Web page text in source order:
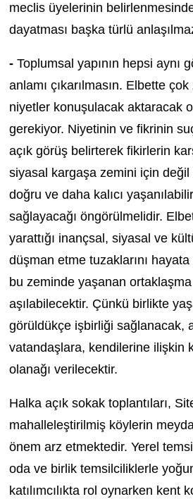
meclis üyelerinin
dayatması başka türlü
- Toplumsal yapının hepsi aynı
anlamı çıkarılmasın. Elbette çok
niyetler konuşulacak aktaracak
gerekiyor. Niyetinin ve fikrinin
açık görüş belirterek fikirlerin
siyasal kargaşa zemini için değil
doğru ve daha kalıcı
sağlayacağı öngörülmelidir.
yarattığı inançsal, siyasal ve
düşman etme tuzaklarını
bu zeminde yaşanan ortaklaşma
aşılabilecektir. Çünkü birlikte
görüldükçe işbirliği sağlanacak,
vatandaşlara, kendilerine ilişkin
olanağı verilecektir.
Halka açık sokak toplantıları,
mahalleleştirilmiş köylerin
önem arz etmektedir. Yerel
oda ve birlik temsilciliklerle
katılımcılıkta rol oynarken kent